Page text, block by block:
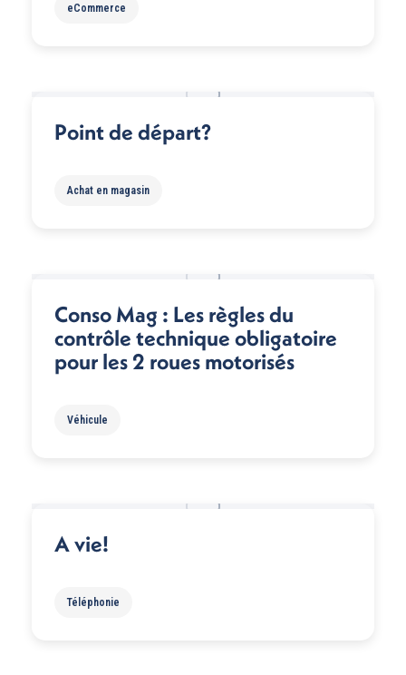
eCommerce
Point de départ?
Achat en magasin
Conso Mag : Les règles du
contrôle technique obligatoire
pour les 2 roues motorisés
Véhicule
A vie!
Téléphonie